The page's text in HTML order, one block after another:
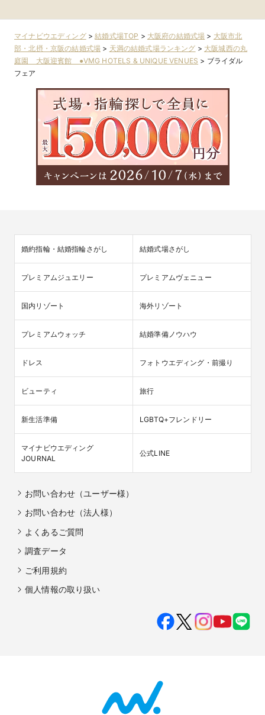
マイナビウエディング>結婚式場TOP > 大阪府の結婚式場 > 大阪市北
部・北摂・京阪の結婚式場 > 天満の結婚式場ランキング > 大阪城西の丸
庭園 大阪迎賓館 ●VMG HOTELS & UNIQUE VENUES > ブライダル
フェア
婚約指輪・結婚指輪さがし 結婚式場さがし
プレミアムジュエリー プレミアムヴェニュー
国内リゾート 海外リゾート
プレミアムウォッチ 結婚準備ノウハウ
ドレス フォトウエディング・前撮り
ビューティ 旅行
新生活準備 LGBTQ+フレンドリー
マイナビウエディング
JOURNAL
公式LINE
お問い合わせ（ユーザー様）
お問い合わせ（法人様）
よくあるご質問
調査データ
ご利用規約
個人情報の取り扱い